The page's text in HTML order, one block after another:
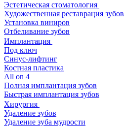
Эстетическая стоматология
Художественная реставрация зубов
Установка виниров
Отбеливание зубов
Имплантация
Под ключ
Синус-лифтинг
Костная пластика
All on 4
Полная имплантация зубов
Быстрая имплантация зубов
Хирургия
Удаление зубов
Удаление зуба мудрости